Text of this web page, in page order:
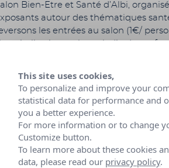
Bien-Etre et Santé d’Albi,
autour des thématiques
les entrées au salon (1€/
Date :12 au 13 octobre 2024
Lieu :ALBI (Tarn)
Organisé par :Ass Etre et Bien Etre
This site uses cookies,
To personalize and improve your
statistical data for performance and
you a better experience.
For more information or to change
Customize button.
To learn more about these cookies
data, please read our privacy policy.